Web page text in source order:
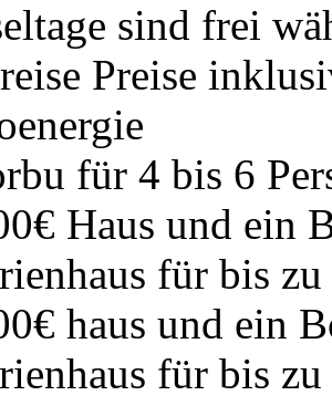
sind frei
Preise
für 4 bis 6
Haus und ein
für bis
haus und ein
für bis